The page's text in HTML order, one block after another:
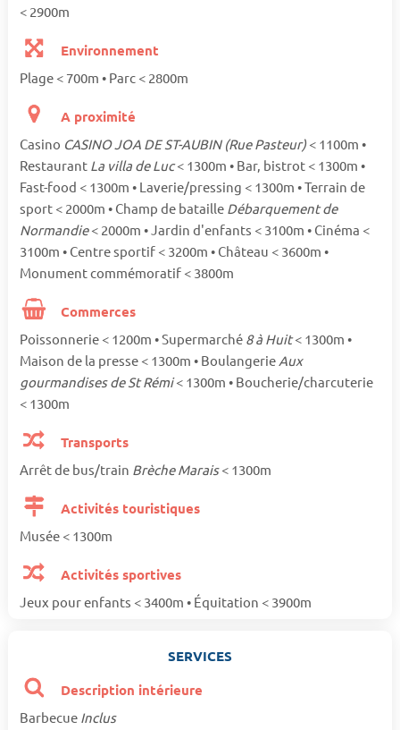
< 2900m
Environnement
Plage < 700m • Parc < 2800m
A proximité
Casino CASINO JOA DE ST-AUBIN (Rue Pasteur) < 1100m •
Restaurant La villa de Luc< 1300m • Bar, bistrot < 1300m •
Fast-food < 1300m • Laverie/pressing < 1300m • Terrain de
sport < 2000m • Champ de bataille Débarquement de
Normandie< 2000m • Jardin d'enfants < 3100m • Cinéma <
3100m • Centre sportif < 3200m • Château < 3600m •
Monument commémoratif < 3800m
Commerces
Poissonnerie < 1200m • Supermarché 8 à Huit< 1300m •
Maison de la presse < 1300m • Boulangerie Aux
gourmandises de St Rémi< 1300m • Boucherie/charcuterie
< 1300m
Transports
Arrêt de bus/train Brèche Marais< 1300m
Activités touristiques
Musée < 1300m
Activités sportives
Jeux pour enfants < 3400m • Équitation < 3900m
SERVICES
Description intérieure
Barbecue Inclus